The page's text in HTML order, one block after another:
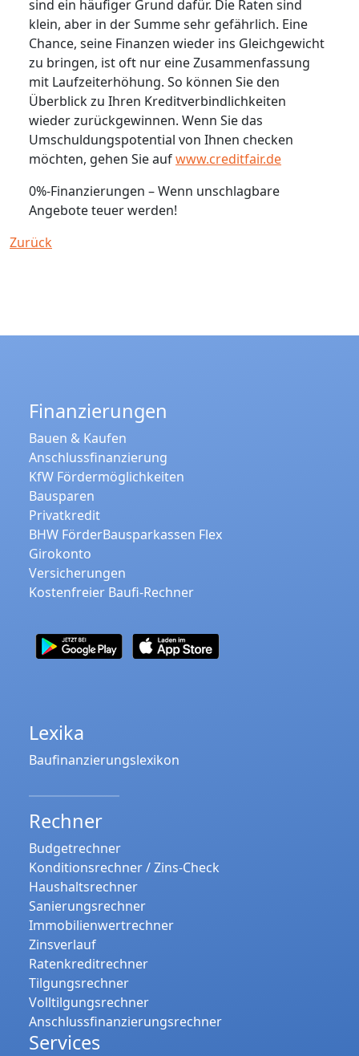
sind ein häufiger Grund dafür. Die Raten sind
klein, aber in der Summe sehr gefährlich. Eine
Chance, seine Finanzen wieder ins Gleichgewicht
zu bringen, ist oft nur eine Zusammenfassung
mit Laufzeiterhöhung. So können Sie den
Überblick zu Ihren Kreditverbindlichkeiten
wieder zurückgewinnen. Wenn Sie das
Umschuldungspotential von Ihnen checken
möchten, gehen Sie aufwww.creditfair.de
0%-Finanzierungen – Wenn unschlagbare
Angebote teuer werden!
Zurück
Finanzierungen
Bauen & Kaufen
Anschlussfinanzierung
KfW Fördermöglichkeiten
Bausparen
Privatkredit
BHW FörderBausparkassen Flex
Girokonto
Versicherungen
Kostenfreier Baufi-Rechner
Lexika
Baufinanzierungslexikon
Rechner
Budgetrechner
Konditionsrechner / Zins-Check
Haushaltsrechner
Sanierungsrechner
Immobilienwertrechner
Zinsverlauf
Ratenkreditrechner
Tilgungsrechner
Volltilgungsrechner
Anschlussfinanzierungsrechner
Services